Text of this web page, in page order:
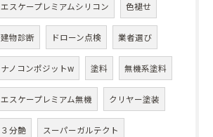
エスケープレミアムシリコン 色褪せ
建物診断 ドローン点検 業者選び
ナノコンポジットw 塗料 無機系塗料
エスケープレミアム無機 クリヤー塗装
３分艶 スーパーガルテクト